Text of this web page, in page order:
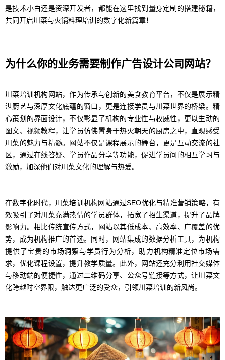
是技术小白还是资深开发者，都能在这里找到量身定制的搭建秘籍，
共同开启川菜与火锅料理培训的数字化新篇章！
为什么你的业务需要制作广告设计公司网站？
川菜培训机构网站，作为传承与创新的美食教育平台，不仅是展示精
湛厨艺与深厚文化底蕴的窗口，更是连接学员与川菜世界的桥梁。精
心策划的界面设计，不仅彰显了机构的专业性与权威性，更以生动的
图文、视频教程，让学员仿佛置身于热火朝天的厨房之中，直观感受
川菜的魅力与精髓。网站不仅是课程展示的舞台，更是互动交流的社
区，通过在线答疑、学员作品分享等功能，促进学员间的相互学习与
激励，加深他们对川菜文化的理解与热爱。
在数字化时代，川菜培训机构网站通过SEO优化与精准营销策略，有
效吸引了对川菜充满热情的学员群体，拓宽了招生渠道，提升了品牌
影响力。相比传统宣传方式，网站以其低成本、高效率、广覆盖的优
势，成为机构推广的首选。同时，网站集成的数据分析工具，为机构
提供了宝贵的市场洞察与学员行为分析，助力机构精准定位市场需
求，优化课程设置，提升教学质量。此外，网站还充分利用社交媒体
与移动端的便捷性，通过二维码分享、公众号链接等方式，让川菜文
化跨越时空界限，触达更广泛的受众，引领川菜培训的新风尚。